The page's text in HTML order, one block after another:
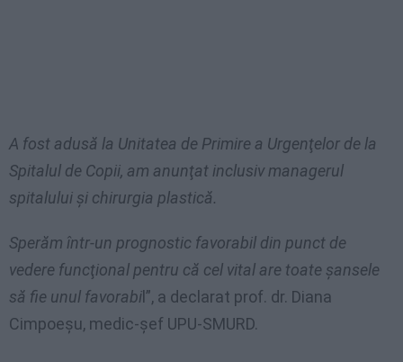
A fost adusă la Unitatea de Primire a Urgenţelor de la
Spitalul de Copii, am anunţat inclusiv managerul
spitalului şi chirurgia plastică.
Sperăm într-un prognostic favorabil din punct de
vedere funcţional pentru că cel vital are toate şansele
să fie unul favorabil”, a declarat prof. dr. Diana
Cimpoeşu, medic-şef UPU-SMURD.